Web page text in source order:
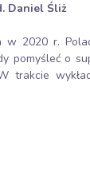
Daniel Śliż
2020 r.
pomyśleć o
trakcie